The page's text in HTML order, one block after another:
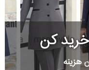
خرید کن
هزینه